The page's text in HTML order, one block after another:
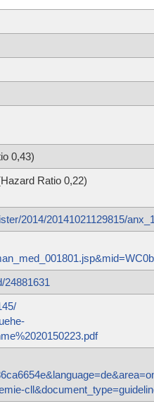
0,43)
Ratio 0,22)
2014/20141021129815/
24881631